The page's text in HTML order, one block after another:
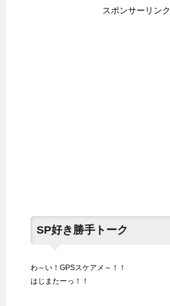
スポンサーリンク
SP好き勝手トーク
わ～い！GPSスケアメ～！！
はじまたーっ！！